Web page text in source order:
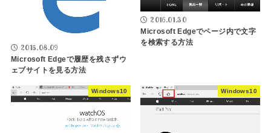
2015.08.09
Microsoft Edgeで履歴を残さずウ
ェブサイトを見る方法
2016.01.30
Microsoft Edgeでページ内で文字
を検索する方法
Windows10 Windows10